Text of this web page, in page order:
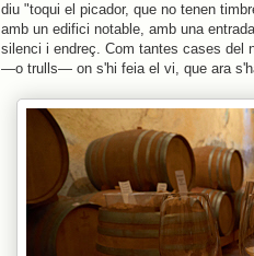
diu "toqui el picador, que no tenen
amb un edifici notable, amb una
silenci i endreç. Com tantes cases del
—o trulls— on s'hi feia el vi, que ara